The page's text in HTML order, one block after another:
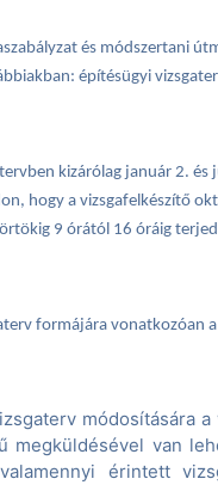
és módszertani
építésügyi
kizárólag január 2.
hogy avizsgafelkészítő
9 órától 16 óráig
formájára vonatkozóan
módosítására
megküldésével van
érintett